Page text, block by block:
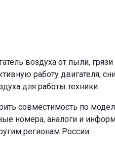
воздуха от пыли,
работу двигателя,
для работы техники.
совместимость по
номера, аналоги и
регионам России.